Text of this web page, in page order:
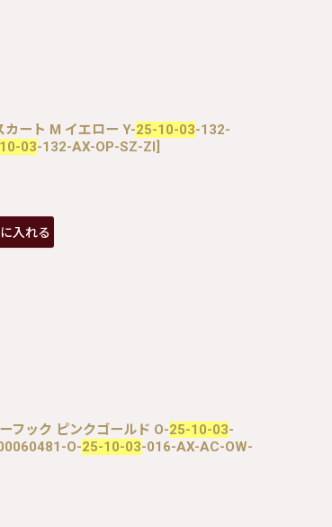
ート M イエロー Y-25-10-03-132-
03-132-AX-OP-SZ-ZI]
入れる
フック ピンクゴールド O-25-10-03-
O-25-10-03-016-AX-AC-OW-